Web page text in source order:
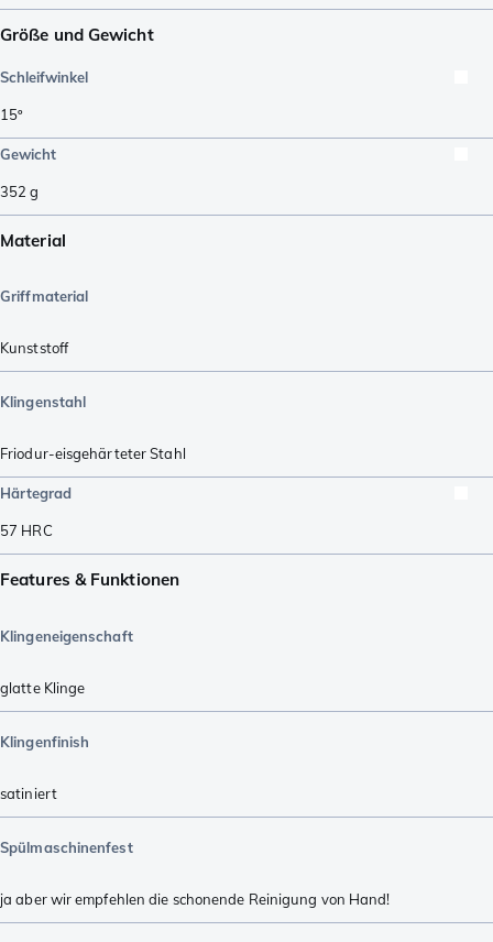
Größe und Gewicht
Schleifwinkel
15º
Gewicht
352 g
Material
Griffmaterial
Kunststoff
Klingenstahl
Friodur-eisgehärteter Stahl
Härtegrad
57 HRC
Features & Funktionen
Klingeneigenschaft
glatte Klinge
Klingenfinish
satiniert
Spülmaschinenfest
ja aber wir empfehlen die schonende Reinigung von Hand!